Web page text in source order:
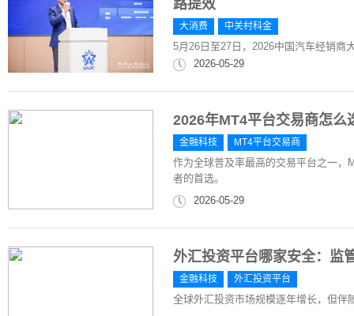
路提效
大消费 中关村科金
5月26日至27日，2026中国汽车经销商
2026-05-29
2026年MT4平台交易商怎么
金融科技 MT4平台交易商
作为全球普及率最高的交易平台之一，
者的首选。
2026-05-29
外汇投资平台哪家安全：监
金融科技 外汇投资平台
全球外汇投资市场规模逐年增长，但伴